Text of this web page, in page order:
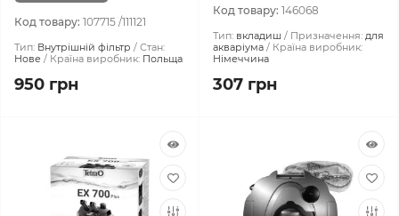
Код товару: 107715 /111121
Тип: Внутрішній фільтр
Стан:
Нове
Країна виробник: Польща
950 грн
Код товару: 146068
Тип: вкладиш Призначення: для
акваріума
Країна виробник:
Німеччина
307 грн